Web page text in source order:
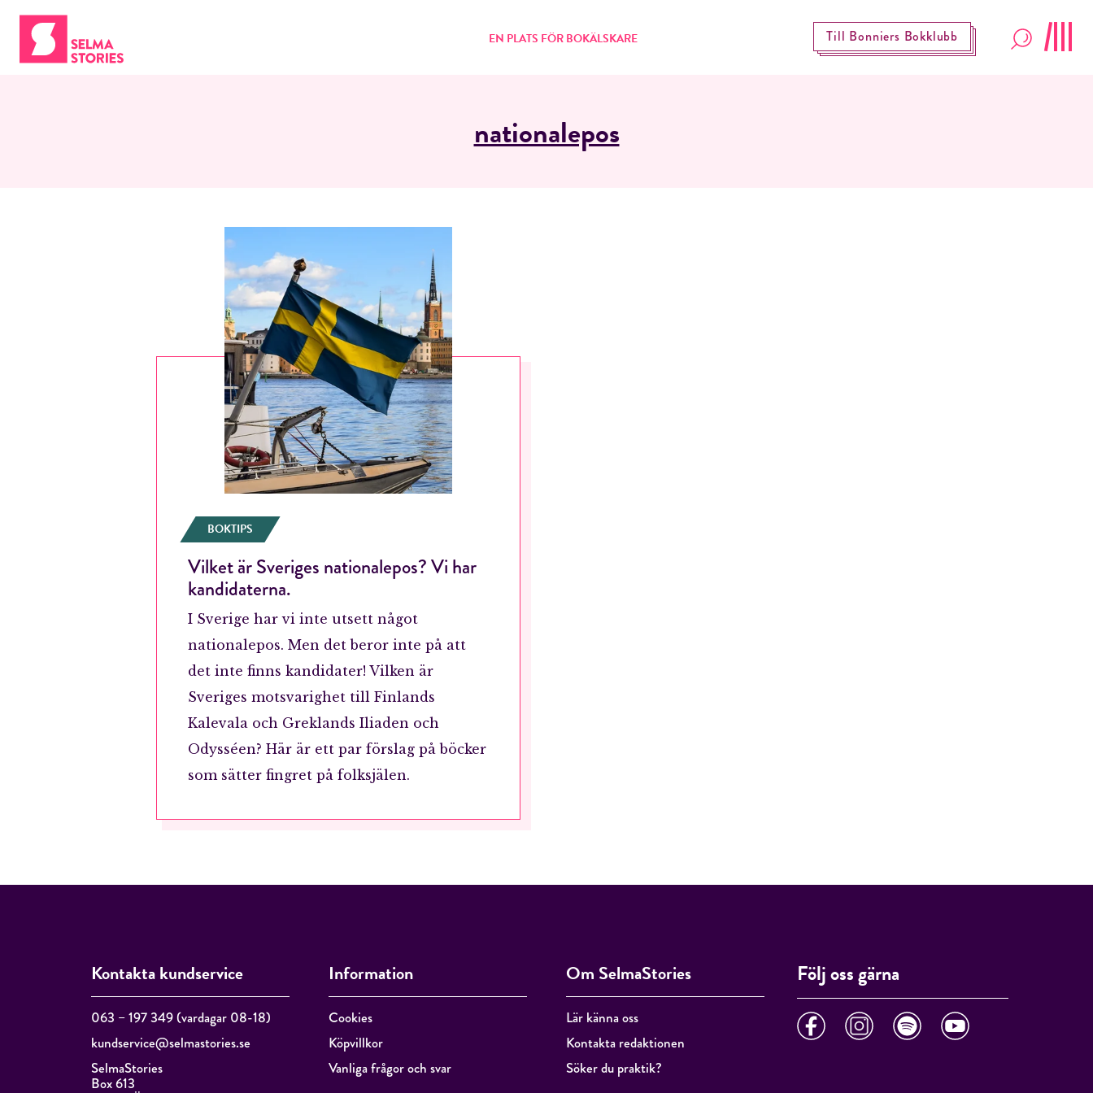
EN PLATS FÖR BOKÄLSKARE Till Bonniers Bokklubb
E-post*
Jag accepterar villkoren.
nationalepos
BOKTIPS
Vilket är Sveriges nationalepos? Vi har
kandidaterna.
I Sverige har vi inte utsett något
nationalepos. Men det beror inte på att
det inte finns kandidater! Vilken är
Sveriges motsvarighet till Finlands
Kalevala och Greklands Iliaden och
Odysséen? Här är ett par förslag på böcker
som sätter fingret på folksjälen.
Kontakta kundservice
063 – 197 349 (vardagar 08-18)
kundservice@selmastories.se
SelmaStories
Box 613
Information
Cookies
Köpvillkor
Vanliga frågor och svar
Om SelmaStories
Lär känna oss
Kontakta redaktionen
Söker du praktik?
Följ oss gärna